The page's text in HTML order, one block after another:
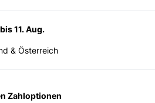
11. Aug.
& Österreich
Zahloptionen